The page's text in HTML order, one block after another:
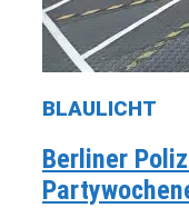
BLAULICHT
Berliner